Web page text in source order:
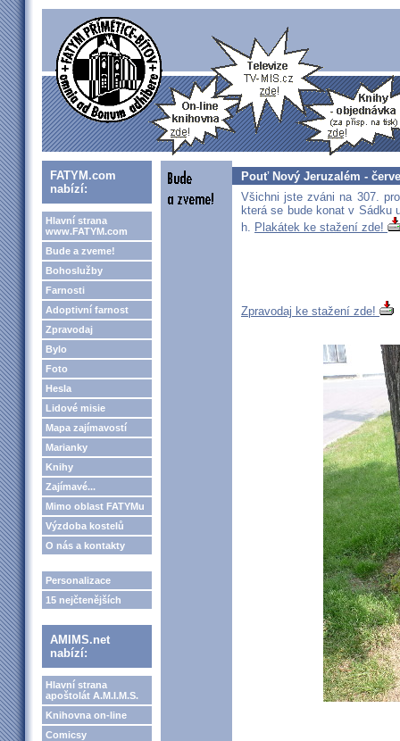
FATYM.com
nabízí:
Hlavní strana
www.FATYM.com
Bude a zveme!
Bohoslužby
Farnosti
Adoptivní farnost
Zpravodaj
Bylo
Foto
Hesla
Lidové misie
Mapa zajímavostí
Marianky
Knihy
Zajímavé...
Mimo oblast FATYMu
Výzdoba kostelů
O nás a kontakty
Personalizace
15 nejčtenějších
AMIMS.net
nabízí:
Hlavní strana
apoštolát A.M.I.M.S.
Knihovna on-line
Comicsy
Pouť Nový Jeruzalém -
Všichni jste zváni na 307.
která se bude konat v Sádku
h. Plakátek ke stažení zde!
Zpravodaj ke stažení zde!